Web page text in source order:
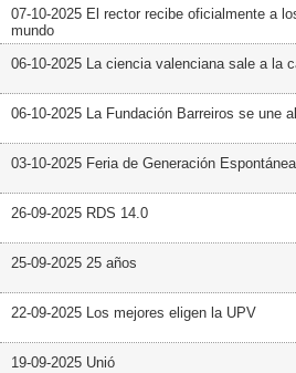
07-10-2025 El rector recibe oficialmente a
mundo
06-10-2025 La ciencia valenciana sale a la
06-10-2025 La Fundación Barreiros se une
03-10-2025 Feria de Generación Espontánea
26-09-2025 RDS 14.0
25-09-2025 25 años
22-09-2025 Los mejores eligen la UPV
19-09-2025 Unió